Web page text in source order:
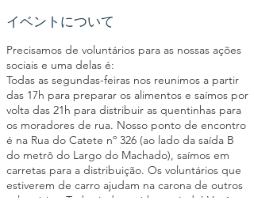
イベントについて
Precisamos de voluntários para as nossas ações
sociais e uma delas é:
Todas as segundas-feiras nos reunimos a partir
das 17h para preparar os alimentos e saímos por
volta das 21h para distribuir as quentinhas para
os moradores de rua. Nosso ponto de encontro
é na Rua do Catete nº 326 (ao lado da saída B
do metrô do Largo do Machado), saímos em
carretas para a distribuição. Os voluntários que
estiverem de carro ajudam na carona de outros
voluntários. Toda ajuda será bem-vinda! Você